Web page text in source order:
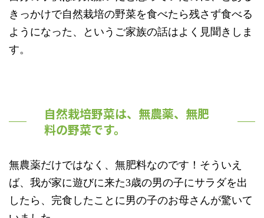
きっかけで自然栽培の野菜を食べたら残さず食べる
ようになった、というご家族の話はよく見聞きしま
す。
自然栽培野菜は、無農薬、無肥
料の野菜です。
無農薬だけではなく、無肥料なのです！そういえ
ば、我が家に遊びに来た3歳の男の子にサラダを出
したら、完食したことに男の子のお母さんが驚いて